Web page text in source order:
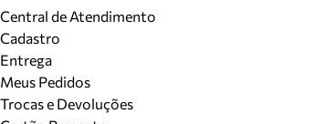
Central de Atendimento
Cadastro
Entrega
Meus Pedidos
Trocas e Devoluções